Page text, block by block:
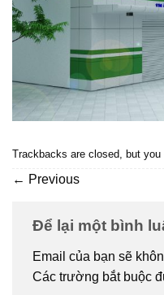
Trackbacks are closed, but you
← Previous
Để lại một bình
Email của bạn sẽ
Các trường bắt buộc